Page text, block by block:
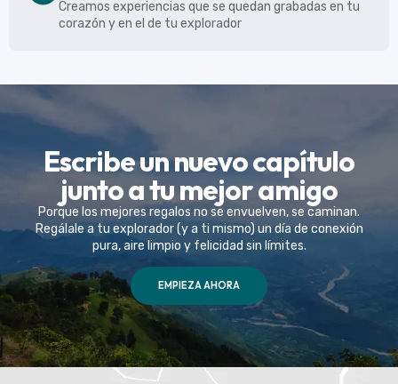
Creamos experiencias que se quedan grabadas en tu
corazón y en el de tu explorador
Escribe un nuevo capítulo
junto a tu mejor amigo
Porque los mejores regalos no se envuelven, se caminan.
Regálale a tu explorador (y a ti mismo) un día de conexión
pura, aire limpio y felicidad sin límites.
EMPIEZA AHORA